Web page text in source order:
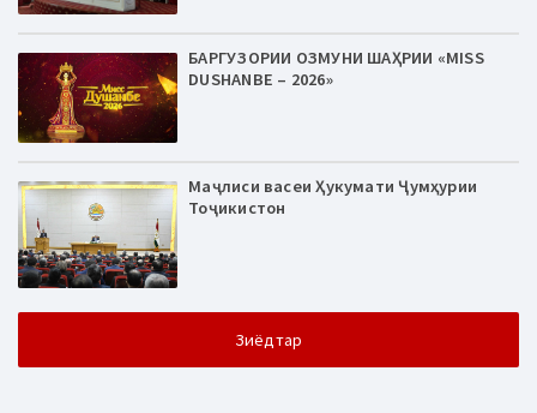
БАРГУЗОРИИ ОЗМУНИ ШАҲРИИ «MISS
DUSHANBE – 2026»
Маҷлиси васеи Ҳукумати Ҷумҳурии
Тоҷикистон
Зиёдтар